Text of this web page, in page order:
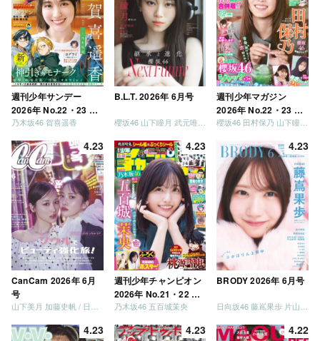
「笑って卒業を祝いま
しょう」 [Blu-ray]
週刊少年サンデー
2026年 No.22・23 合
併号
乃木坂46 賀喜遥香
B.L.T. 2026年 6月号
櫻坂46 山下瞳月 武元唯衣 / 乃木坂46 海邉朱莉
週刊少年マガジン
2026年 No.22・23 合
併号
櫻坂46 田村保乃 山下瞳月 山川宇衣
4.23
CanCam 2026年 6月
号
4.23
週刊少年チャンピオン
2026年 No.21・22 合
併号
乃木坂46 五百城茉央
4.23
BRODY 2026年 6月号
4.23 4.23 4.22